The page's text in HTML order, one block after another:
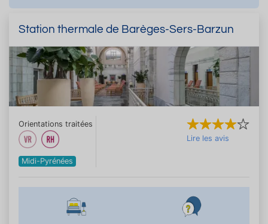
Station thermale de Barèges-Sers-Barzun
Orientations traitées
Midi-Pyrénées
Lire les avis